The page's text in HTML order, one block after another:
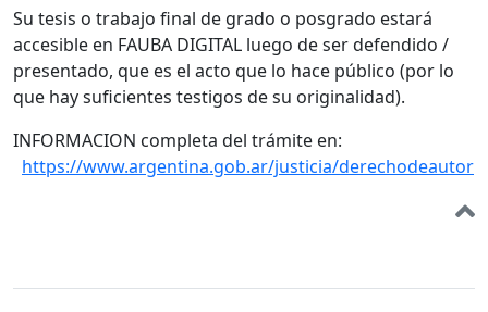
Su tesis o trabajo final de grado o posgrado estará
accesible en FAUBA DIGITAL luego de ser defendido /
presentado, que es el acto que lo hace público (por lo
que hay suficientes testigos de su originalidad).
INFORMACION completa del trámite en:
https://www.argentina.gob.ar/justicia/derechodeautor